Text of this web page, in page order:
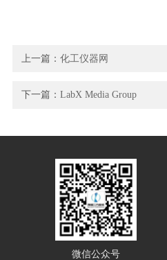
上一篇：化工仪器网
下一篇：LabX Media Group
微信公众号